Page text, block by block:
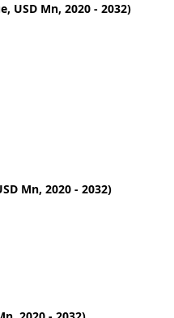
USD Mn, 2020 - 2032)
Mn, 2020 - 2032)